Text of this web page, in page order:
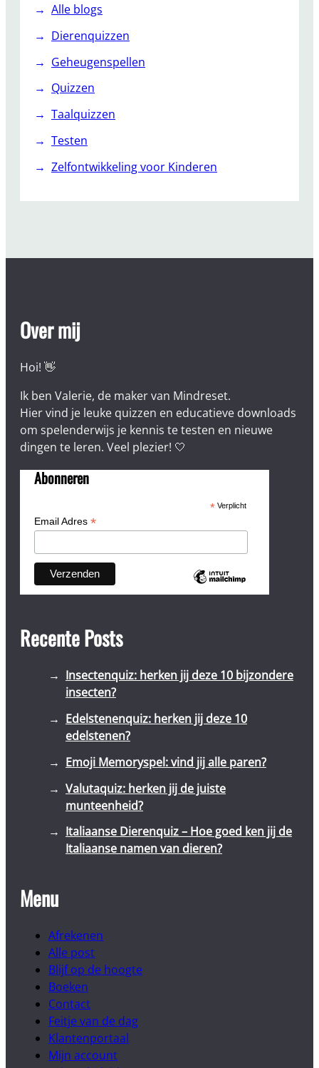
Alle blogs
Dierenquizzen
Geheugenspellen
Quizzen
Taalquizzen
Testen
Zelfontwikkeling voor Kinderen
Over mij
Hoi! 👋
Ik ben Valerie, de maker van Mindreset.
Hier vind je leuke quizzen en educatieve downloads
om spelenderwijs je kennis te testen en nieuwe
dingen te leren. Veel plezier! 🤍
Abonneren
*Verplicht
Email Adres *
Recente Posts
Insectenquiz: herken jij deze 10 bijzondere
insecten?
Edelstenenquiz: herken jij deze 10
edelstenen?
Emoji Memoryspel: vind jij alle paren?
Valutaquiz: herken jij de juiste
munteenheid?
Italiaanse Dierenquiz – Hoe goed ken jij de
Italiaanse namen van dieren?
Menu
Afrekenen
Alle post
Blijf op de hoogte
Boeken
Contact
Feitje van de dag
Klantenportaal
Mijn account